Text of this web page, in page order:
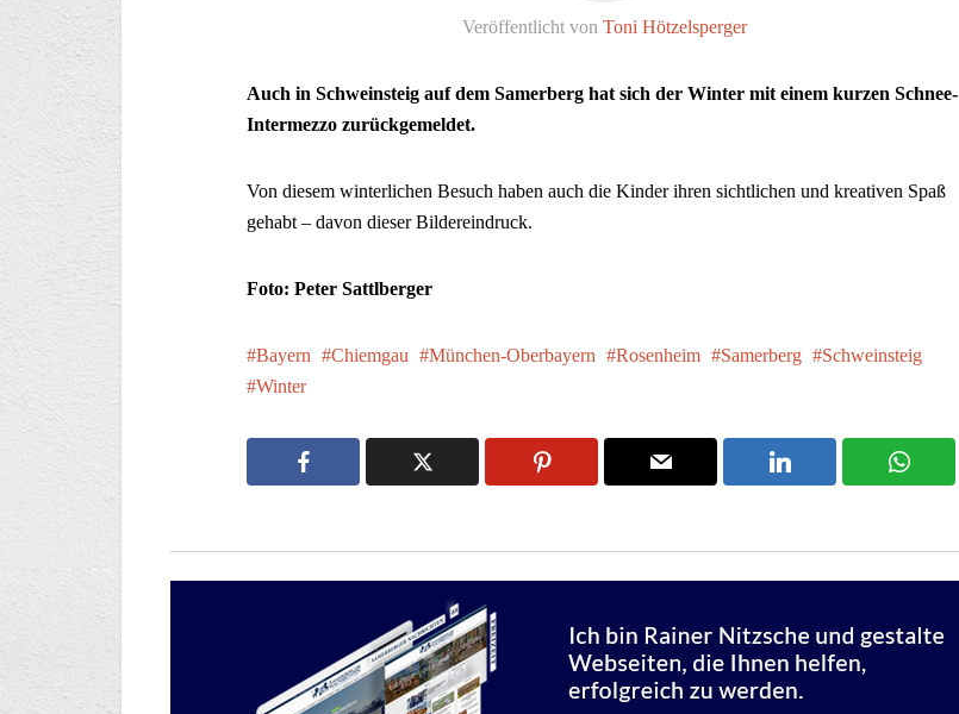
Veröffentlicht von Toni Hötzelsperger
Auch in Schweinsteig auf dem Samerberg hat sich der Winter mit einem kurzen Schnee-
Intermezzo zurückgemeldet.
Von diesem winterlichen Besuch haben auch die Kinder ihren sichtlichen und kreativen Spaß
gehabt – davon dieser Bildereindruck.
Foto: Peter Sattlberger
Bayern Chiemgau München-Oberbayern Rosenheim Samerberg
Schweinsteig
Winter